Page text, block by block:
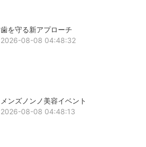
歯を守る新アプローチ
2026-08-08 04:48:32
メンズノンノ美容イベント
2026-08-08 04:48:13